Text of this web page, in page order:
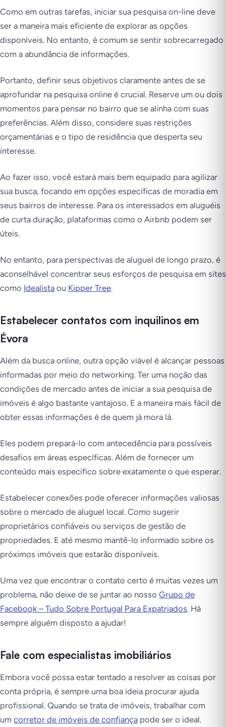
Como em outras tarefas, iniciar sua pesquisa on-line deve
ser a maneira mais eficiente de explorar as opções
disponíveis. No entanto, é comum se sentir sobrecarregado
com a abundância de informações.
Portanto, definir seus objetivos claramente antes de se
aprofundar na pesquisa online é crucial. Reserve um ou dois
momentos para pensar no bairro que se alinha com suas
preferências. Além disso, considere suas restrições
orçamentárias e o tipo de residência que desperta seu
interesse.
Ao fazer isso, você estará mais bem equipado para agilizar
sua busca, focando em opções específicas de moradia em
seus bairros de interesse. Para os interessados em aluguéis
de curta duração, plataformas como o Airbnb podem ser
úteis.
No entanto, para perspectivas de aluguel de longo prazo, é
aconselhável concentrar seus esforços de pesquisa em sites
como Idealista ou Kipper Tree.
Estabelecer contatos com inquilinos em
Évora
Além da busca online, outra opção viável é alcançar pessoas
informadas por meio do networking. Ter uma noção das
condições de mercado antes de iniciar a sua pesquisa de
imóveis é algo bastante vantajoso. E a maneira mais fácil de
obter essas informações é de quem já mora lá.
Eles podem prepará-lo com antecedência para possíveis
desafios em áreas específicas. Além de fornecer um
conteúdo mais específico sobre exatamente o que esperar.
Estabelecer conexões pode oferecer informações valiosas
sobre o mercado de aluguel local. Como sugerir
proprietários confiáveis ou serviços de gestão de
propriedades. E até mesmo mantê-lo informado sobre os
próximos imóveis que estarão disponíveis.
Uma vez que encontrar o contato certo é muitas vezes um
problema, não deixe de se juntar ao nosso Grupo de
Facebook – Tudo Sobre Portugal Para Expatriados. Há
sempre alguém disposto a ajudar!
Fale com especialistas imobiliários
Embora você possa estar tentado a resolver as coisas por
conta própria, é sempre uma boa ideia procurar ajuda
profissional. Quando se trata de imóveis, trabalhar com
um corretor de imóveis de confiança pode ser o ideal.